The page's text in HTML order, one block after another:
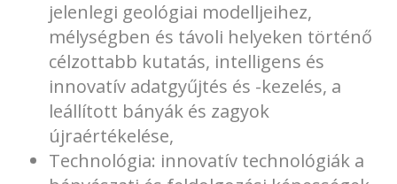
jelenlegi geológiai modelljeihez,
mélységben és távoli helyeken történő
célzottabb kutatás, intelligens és
innovatív adatgyűjtés és -kezelés, a
leállított bányák és zagyok
újraértékelése,
Technológia: innovatív technológiák a